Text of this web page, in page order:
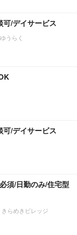
可/デイサービス
うらく
可/デイサービス
須/日勤のみ/住宅型
らめきビレッジ